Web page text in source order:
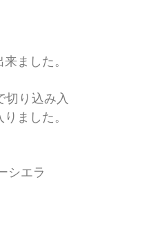
ました。
切り込み入
ました。
シエラ